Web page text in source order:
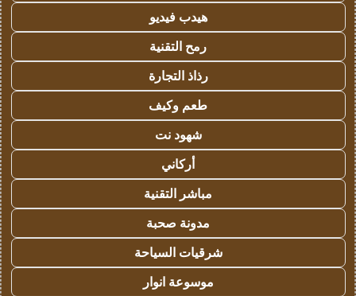
هيدب فيديو
رمح التقنية
رذاذ التجارة
طعم وكيف
شهود نت
أركاني
مباشر التقنية
مدونة صحبة
شرقيات السياحة
موسوعة انوار